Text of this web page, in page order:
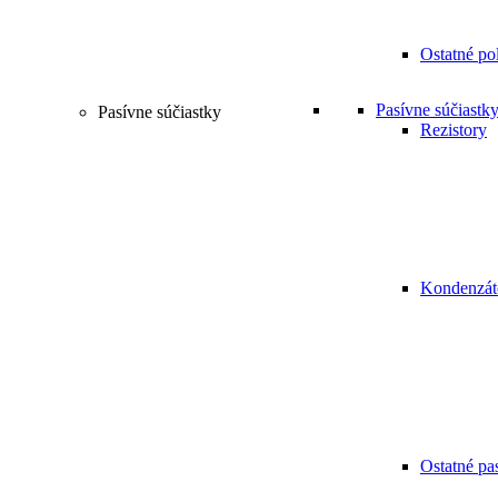
Ostatné
Pasívne súčiastky
Pasívne súčiastky
Rezistory
Ostatné